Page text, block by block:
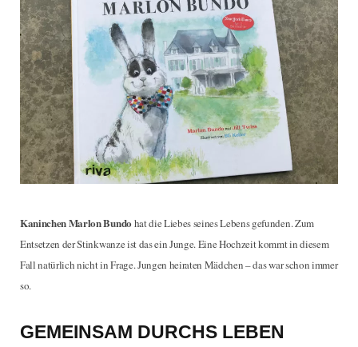
o
k
e g
r
a
m
r
e
s
Kaninchen Marlon Bundo hat die Liebes seines Lebens gefunden. Zum
Entsetzen der Stinkwanze ist das ein Junge. Eine Hochzeit kommt in diesem
Fall natürlich nicht in Frage. Jungen heiraten Mädchen – das war schon immer
so.
GEMEINSAM DURCHS LEBEN